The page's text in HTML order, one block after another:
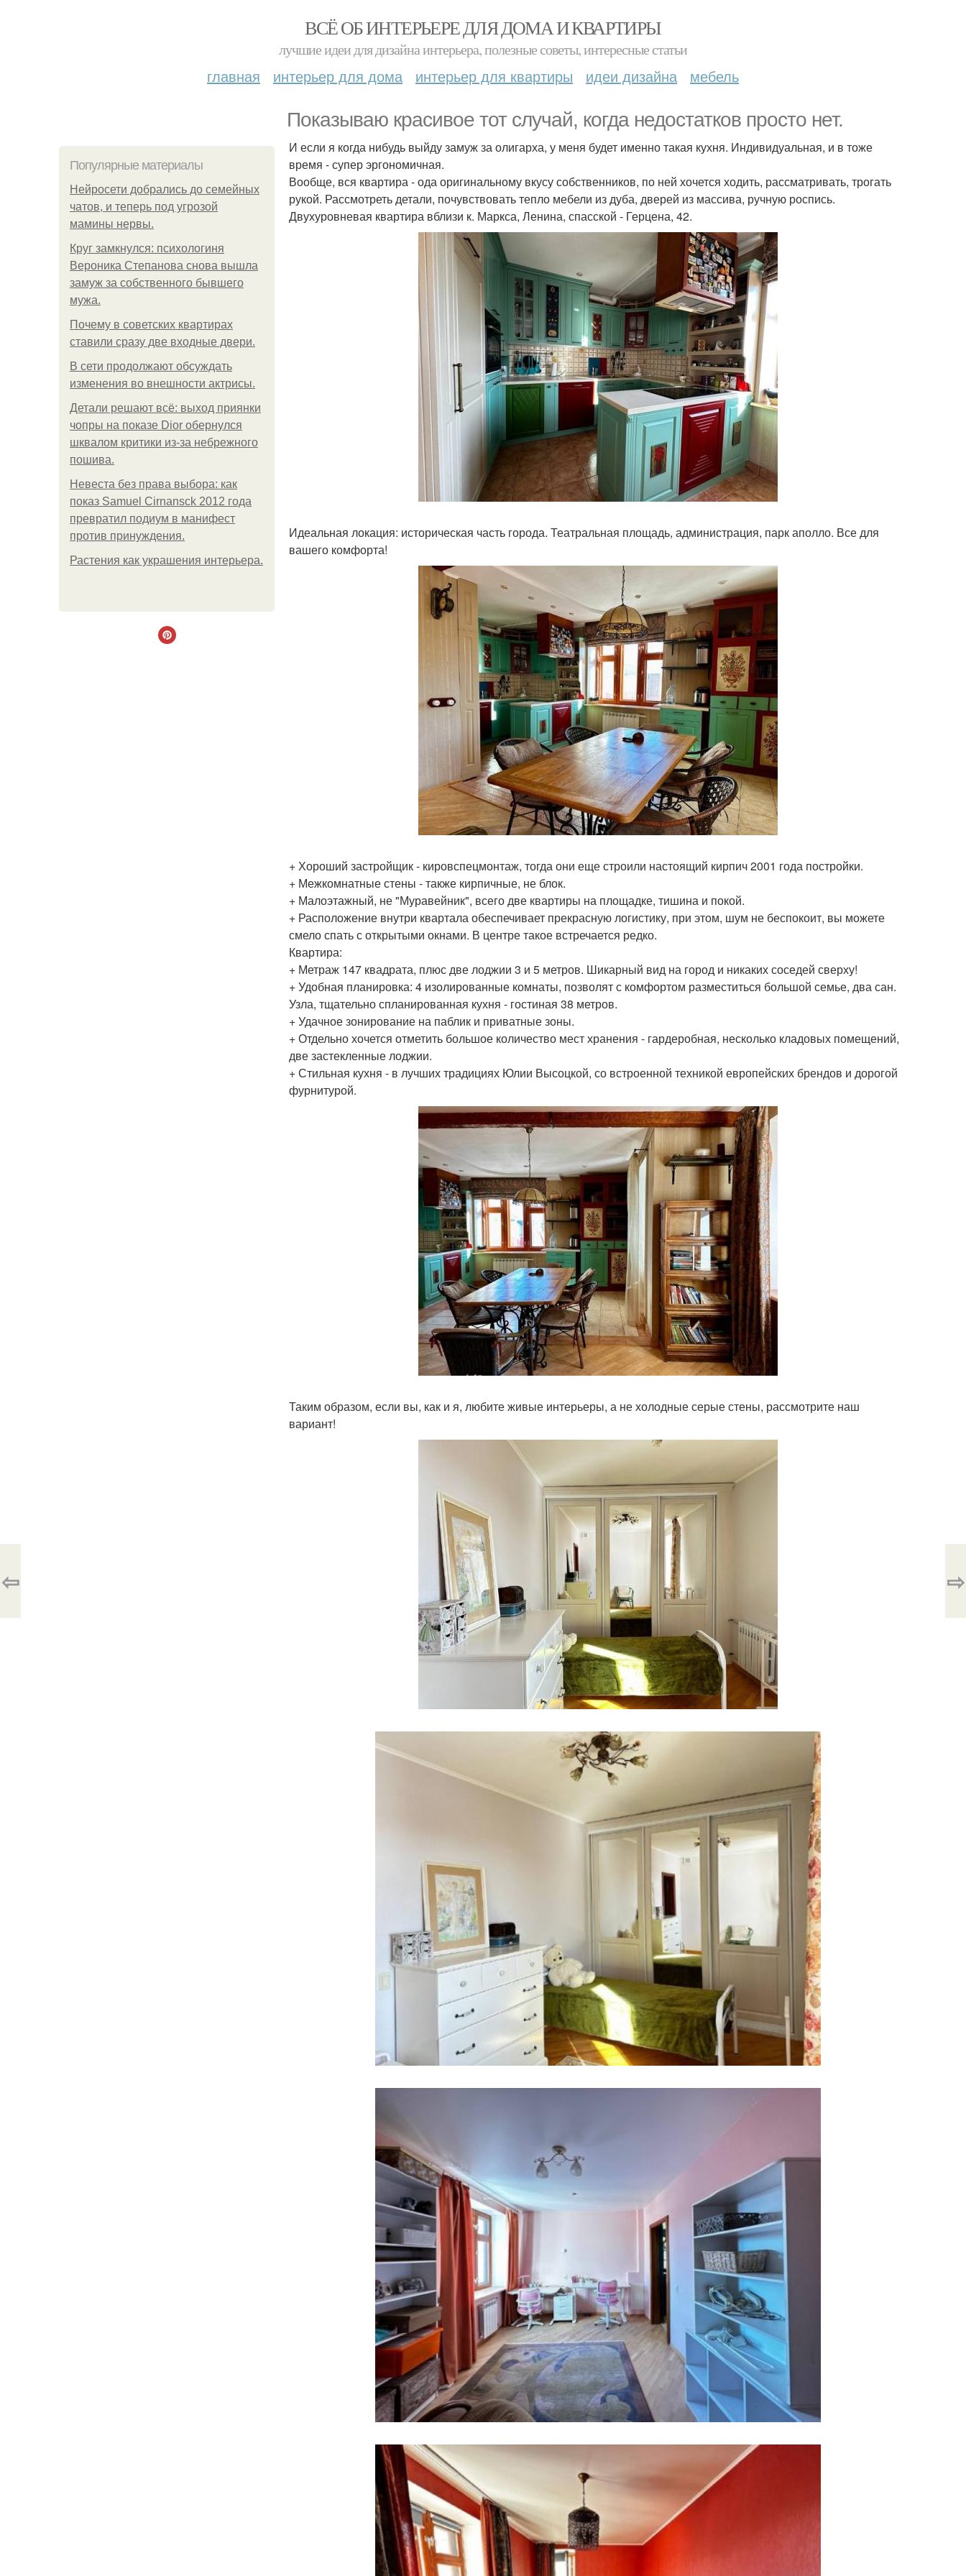
ВСЁ ОБ ИНТЕРЬЕРЕ ДЛЯ ДОМА И КВАРТИРЫ
лучшие идеи для дизайна интерьера, полезные советы, интересные статьи
главная интерьер для дома интерьер для квартиры идеи дизайна мебель
Показываю красивое тот случай, когда недостатков просто нет.
Популярные материалы
Нейросети добрались до семейных
чатов, и теперь под угрозой
мамины нервы.
Круг замкнулся: психологиня
Вероника Степанова снова вышла
замуж за собственного бывшего
мужа.
Почему в советских квартирах
ставили сразу две входные двери.
В сети продолжают обсуждать
изменения во внешности актрисы.
Детали решают всё: выход приянки
чопры на показе Dior обернулся
шквалом критики из-за небрежного
пошива.
Невеста без права выбора: как
показ Samuel Cirnansck 2012 года
превратил подиум в манифест
против принуждения.
Растения как украшения интерьера.
И если я когда нибудь выйду замуж за олигарха, у меня будет именно такая кухня. Индивидуальная, и в тоже
время - супер эргономичная.
Вообще, вся квартира - ода оригинальному вкусу собственников, по ней хочется ходить, рассматривать, трогать
рукой. Рассмотреть детали, почувствовать тепло мебели из дуба, дверей из массива, ручную роспись.
Двухуровневая квартира вблизи к. Маркса, Ленина, спасской - Герцена, 42.
Идеальная локация: историческая часть города. Театральная площадь, администрация, парк аполло. Все для
вашего комфорта!
+ Хороший застройщик - кировспецмонтаж, тогда они еще строили настоящий кирпич 2001 года постройки.
+ Межкомнатные стены - также кирпичные, не блок.
+ Малоэтажный, не "Муравейник", всего две квартиры на площадке, тишина и покой.
+ Расположение внутри квартала обеспечивает прекрасную логистику, при этом, шум не беспокоит, вы можете
смело спать с открытыми окнами. В центре такое встречается редко.
Квартира:
+ Метраж 147 квадрата, плюс две лоджии 3 и 5 метров. Шикарный вид на город и никаких соседей сверху!
+ Удобная планировка: 4 изолированные комнаты, позволят с комфортом разместиться большой семье, два сан.
Узла, тщательно спланированная кухня - гостиная 38 метров.
+ Удачное зонирование на паблик и приватные зоны.
+ Отдельно хочется отметить большое количество мест хранения - гардеробная, несколько кладовых помещений,
две застекленные лоджии.
+ Стильная кухня - в лучших традициях Юлии Высоцкой, со встроенной техникой европейских брендов и дорогой
фурнитурой.
Таким образом, если вы, как и я, любите живые интерьеры, а не холодные серые стены, рассмотрите наш
вариант!
⇦ ⇨